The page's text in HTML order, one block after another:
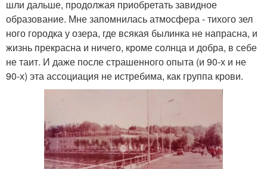
шли дальше, продолжая приобретать завидное
образование. Мне запомнилась атмосфера - тихого зел
ного городка у озера, где всякая былинка не напрасна, и
жизнь прекрасна и ничего, кроме солнца и добра, в себе
не таит. И даже после страшенного опыта (и 90-х и не
90-х) эта ассоциация не истребима, как группа крови.